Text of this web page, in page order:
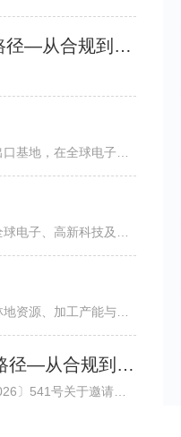
邀请 | 专家委员会大讲堂第45期《绿色贸易时代下的企业碳管理升级路径—从合规到竞争力》
各有关单位：越南北宁省省委书记阮鸿泰将于近期率团来华访问。北宁省是越南重要的工业制造与出口基地，在全球电子、高新科技及智能制造领域形成了一定产业规模。依托其地理位置、基础设施以及当地政府“与企业同行”...
越南北宁省省委书记阮鸿泰将于近期率团来华访问。北宁省是越南重要的工业制造与出口基地，在全球电子、高新科技及智能制造领域形成了一定产业规模。依托其地理位置、基础设施以及当地政府“与企业同行”的投资服务配套机制，北宁省已吸引多家跨国企业入驻，成为外资企业在越南布局的重要选项之一。 为进一步促进中国与越南地方政府间经贸交流合作，加强中国企业对越南北宁省贸易投资环境的了解，北宁省人民委员会和越南驻华大使馆将于8月24日（星期一）在北京共同举办“越中投资合作促进座谈会-北宁省:携手同行共创未来”。会议包括相关领导致辞、北宁省推介片、投资政策推介、实践案例分享、投资证书颁发仪式、省领导总结发言等多个环节，具体安排请见附件活动初步议程。 近年来，机电商会受邀配合越南方面举办多场投资、贸易与旅游促进活动，为两国企业搭建对接平台，推动了双边在经贸、投资等领域的务实合作。受越南驻华使馆委托，机电商会将再次支持本次活动，现邀请与北宁省重点合作领域相关的企业参会并开展交流。请有意参会的企业于8月19日前打开下方链接，或扫描下方二维码在线报名。我会将根据使馆要求进行企业适配度审核，最终参会请以我会邮件通知为准。
各相关单位：为深化中俄森林资源开发、木材加工、林业装备等全产业链务实合作，精准对接俄方林地资源、加工产能与对华合作政策，我会拟组织行业企业于2026年7月底赴俄罗斯开展林业专项商务考察。目前境外详细行程、...
邀请丨专家委员会大讲堂第45期《绿色贸易时代下的企业碳管理升级路径—从合规到竞争力》公益讲座
通知原文请点击链接查看下载/Upload/file/20260716/20260716102037_7038.pdf机电商合函字〔2026〕541号关于邀请参加中国机电商会专家委员会大讲堂第45期公益讲座《绿色贸易时代下的企业碳管理升级路径—从合规到竞争力》的函各有关单位： 党的十八大以来，党中央实施积极应对气候变化国家战略，作出实现碳达峰碳中和的重大战略决策。中国机电产品进出口商会（以下简称“机电商会”）积极落实党中央决策部署，始终致力于提升企业